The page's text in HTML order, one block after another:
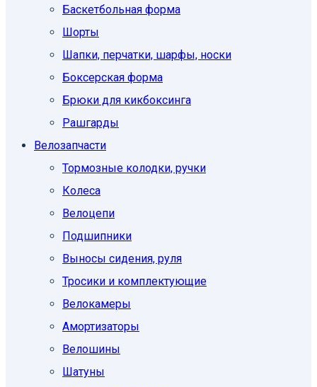
Баскетбольная форма
Шорты
Шапки, перчатки, шарфы, носки
Боксерская форма
Брюки для кикбоксинга
Рашгарды
Велозапчасти
Тормозные колодки, ручки
Колеса
Велоцепи
Подшипники
Выносы сидения, руля
Тросики и комплектующие
Велокамеры
Амортизаторы
Велошины
Шатуны